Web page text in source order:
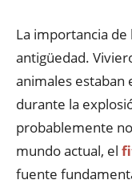
La importancia de
antigüedad.
animales estaban
durante la
probablemente
mundo actual, el
fuente